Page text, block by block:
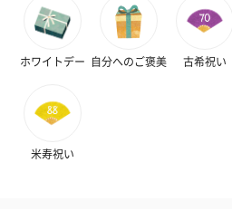
ホワイトデー 自分へのご褒美 古希祝い
米寿祝い